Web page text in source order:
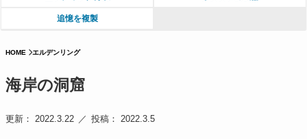
追憶を複製
HOME エルデンリング
海岸の洞窟
更新： 2022.3.22 投稿： 2022.3.5